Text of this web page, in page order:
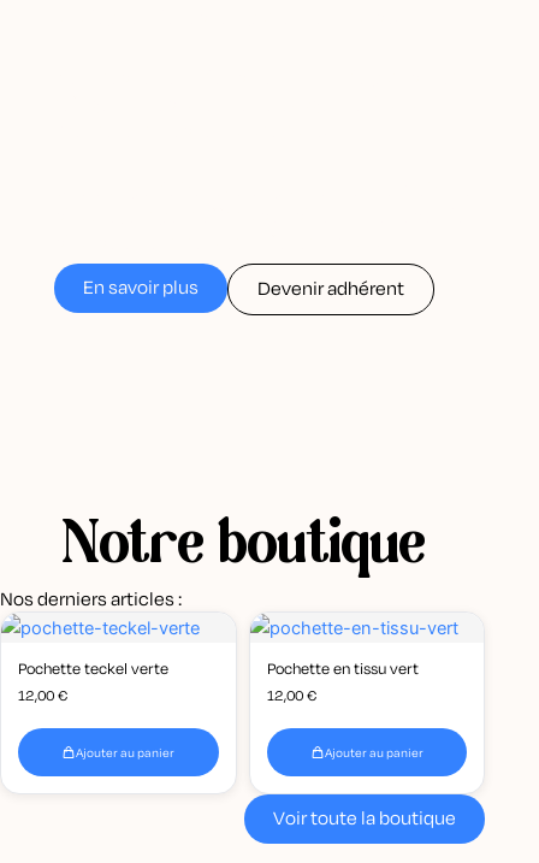
En savoir plus
Devenir adhérent
Notre boutique
Nos derniers articles :
Pochette teckel verte
12,00€
Ajouter au panier
Pochette en tissu vert
12,00€
Ajouter au panier
Voir toute la boutique